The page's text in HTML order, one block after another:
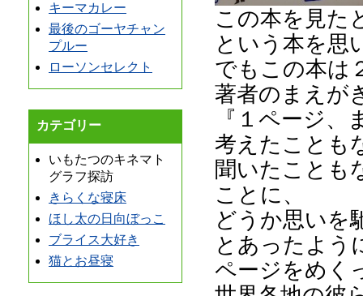
キーマカレー
最後のゴーヤチャン
プルー
ローソンセレクト
カテゴリー
いもたつのキネマト
グラフ探訪
きらくな寝床
ほし太の日向ぼっこ
ブライス大好き
猫とお昼寝
この本を見た
という本を思
でもこの本は
著者のまえが
『１ページ
考えたことも
聞いたことも
ことに、
どうか思いを
とあったよう
ページをめく